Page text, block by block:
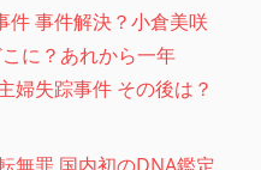
件 事件解決？小倉美咲
に？あれから一年
婦失踪事件 その後は？